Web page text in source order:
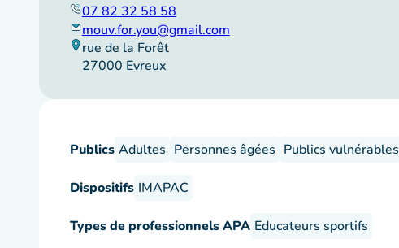
07 82 32 58 58
mouv.for.you@gmail.com
rue de la Forêt
27000 Evreux
Publics Adultes Personnes âgées Publics vulnérables
Dispositifs IMAPAC
Types de professionnels APA Educateurs sportifs